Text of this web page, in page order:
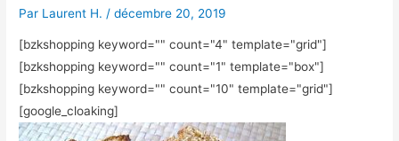
Par Laurent H. /décembre 20, 2019
[bzkshopping keyword="" count="4" template="grid"]
[bzkshopping keyword="" count="1" template="box"]
[bzkshopping keyword="" count="10" template="grid"]
[google_cloaking]